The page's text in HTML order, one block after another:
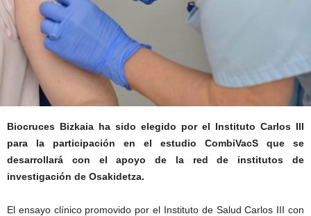
Biocruces Bizkaia ha sido elegido por el Instituto Carlos III
para la participación en el estudio CombiVacS que se
desarrollará con el apoyo de la red de institutos de
investigación de Osakidetza.
El ensayo clínico promovido por el Instituto de Salud Carlos III con